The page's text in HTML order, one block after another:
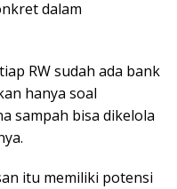
dalam
RW sudah ada bank
hanya soal
sampah bisa dikelola
itu memiliki potensi